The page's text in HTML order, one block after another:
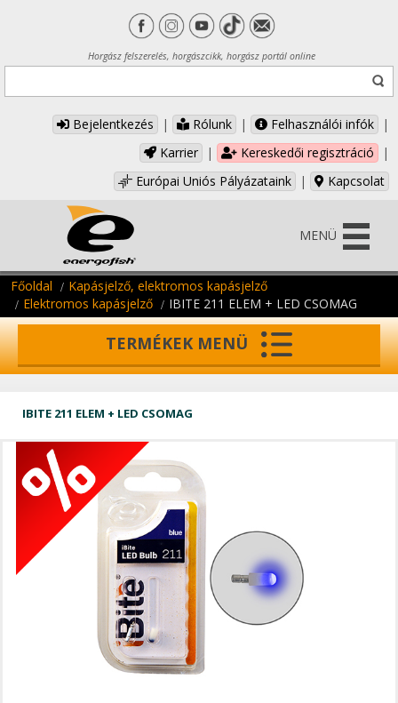
Horgász felszerelés, horgászcikk, horgász portál online
Bejelentkezés | Rólunk | Felhasználói infók
|
Karrier
| Kereskedői regisztráció
|
Európai Uniós Pályázataink
| Kapcsolat
MENÜ
Főoldal
Kapásjelző, elektromos kapásjelző
Elektromos kapásjelző
IBITE 211 ELEM + LED CSOMAG
TERMÉKEK MENÜ
IBITE 211 ELEM + LED CSOMAG